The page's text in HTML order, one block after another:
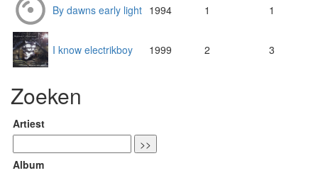
By dawns early light 1994 1 1
I know electrikboy 1999 2 3
Zoeken
Artiest
Album